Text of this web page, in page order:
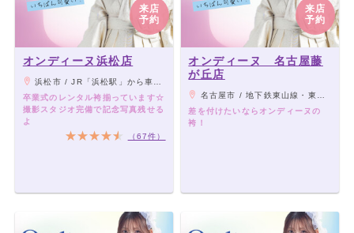
来店
予約
オンディーヌ浜松店
浜松市 / JR「浜松駅」から車で10分（無料駐車場18台分完備）
卒業式のレンタル袴揃っています☆
撮影スタジオ完備で記念写真残せる
よ
（67件）
来店
予約
オンディーヌ 名古屋藤
が丘店
名古屋市 / 地下鉄東山線・東部丘陵線「藤が丘駅」よりバス「富が丘」下車徒歩2分
差を付けたいならオンディーヌの
袴！